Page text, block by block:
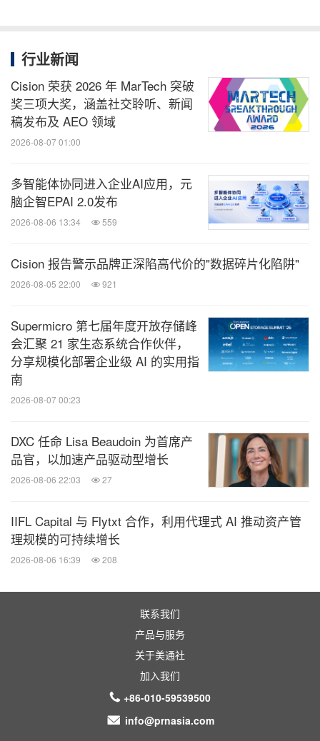
行业新闻
Cision 荣获 2026 年 MarTech 突破
奖三项大奖，涵盖社交聆听、新闻
稿发布及 AEO 领域
2026-08-07 01:00
多智能体协同进入企业AI应用，元
脑企智EPAI 2.0发布
2026-08-06 13:34 559
Cision 报告警示品牌正深陷高代价的"数据碎片化陷阱"
2026-08-05 22:00 921
Supermicro 第七届年度开放存储峰
会汇聚 21 家生态系统合作伙伴，
分享规模化部署企业级 AI 的实用指
南
2026-08-07 00:23
DXC 任命 Lisa Beaudoin 为首席产
品官，以加速产品驱动型增长
2026-08-06 22:03 27
IIFL Capital 与 Flytxt 合作，利用代理式 AI 推动资产管
理规模的可持续增长
2026-08-06 16:39 208
联系我们
产品与服务
关于美通社
加入我们
+86-010-59539500
info@prnasia.com